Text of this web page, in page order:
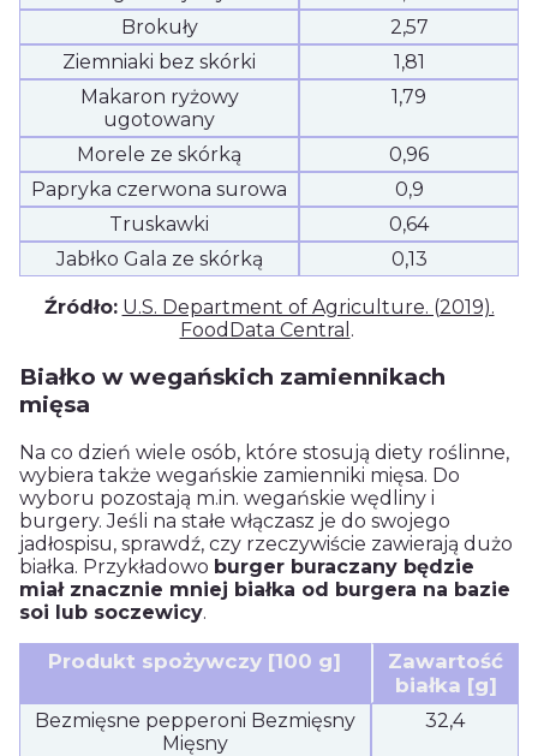
Brokuły
2,57
Ziemniaki bez skórki
1,81
Makaron ryżowy
ugotowany
1,79
Morele ze skórką
0,96
Papryka czerwona surowa
0,9
Truskawki
0,64
Jabłko Gala ze skórką
0,13
Źródło: U.S. Department of Agriculture. (2019).
FoodData Central .
Białko w wegańskich zamiennikach
mięsa
Na co dzień wiele osób, które stosują diety roślinne,
wybiera także wegańskie zamienniki mięsa. Do
wyboru pozostają m.in. wegańskie wędliny i
burgery. Jeśli na stałe włączasz je do swojego
jadłospisu, sprawdź, czy rzeczywiście zawierają dużo
białka. Przykładowo burger buraczany będzie
miał znacznie mniej białka od burgera na bazie
soi lub soczewicy.
Produkt spożywczy [100 g]
Zawartość
białka [g]
Bezmięsne pepperoni Bezmięsny
Mięsny
32,4